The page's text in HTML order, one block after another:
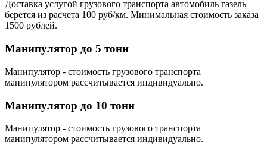
Доставка услугой грузового транспорта автомобиль газель
берется из расчета 100 руб/км. Минимальная стоимость заказа
1500 рублей.
Манипулятор до 5 тонн
Манипулятор - стоимость грузового транспорта
манипулятором рассчитывается индивидуально.
Манипулятор до 10 тонн
Манипулятор - стоимость грузового транспорта
манипулятором рассчитывается индивидуально.